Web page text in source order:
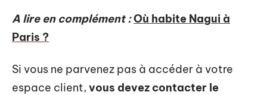
A lire en complément :Où habite Nagui à
Paris ?
Si vous ne parvenez pas à accéder à votre
espace client, vous devez contacter le